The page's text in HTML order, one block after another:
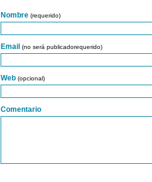
Nombre (requerido)
Email (no será publicadorequerido)
Web (opcional)
Comentario